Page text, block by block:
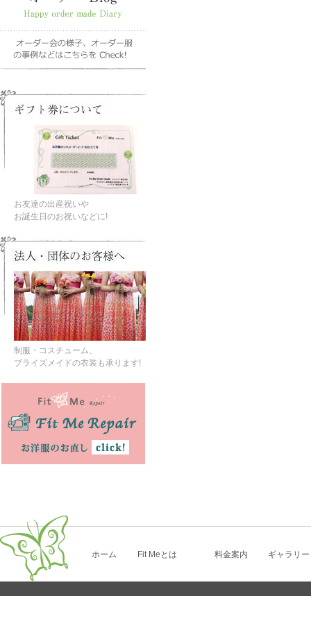
お友達の出産祝いや
お誕生日のお祝いなどに!
制服・コスチューム、
ブライズメイドの衣装も承ります!
ホーム Fit Meとは 料金案内 ギャラリー